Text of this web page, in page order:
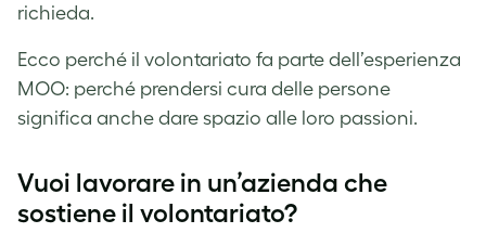
richieda.
Ecco perché il volontariato fa parte dell’esperienza
MOO: perché prendersi cura delle persone
significa anche dare spazio alle loro passioni.
Vuoi lavorare in un’azienda che
sostiene il volontariato?